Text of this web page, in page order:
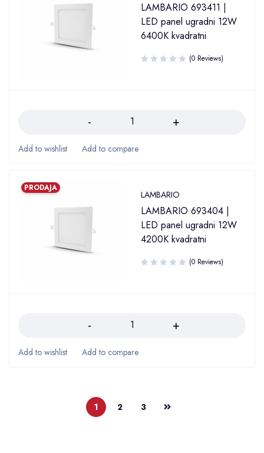
LAMBARIO 693411 |
LED panel ugradni 12W
6400K kvadratni
(0 Reviews)
PRODAJA
LAMBARIO
LAMBARIO 693404 |
LED panel ugradni 12W
4200K kvadratni
(0 Reviews)
1 2 3